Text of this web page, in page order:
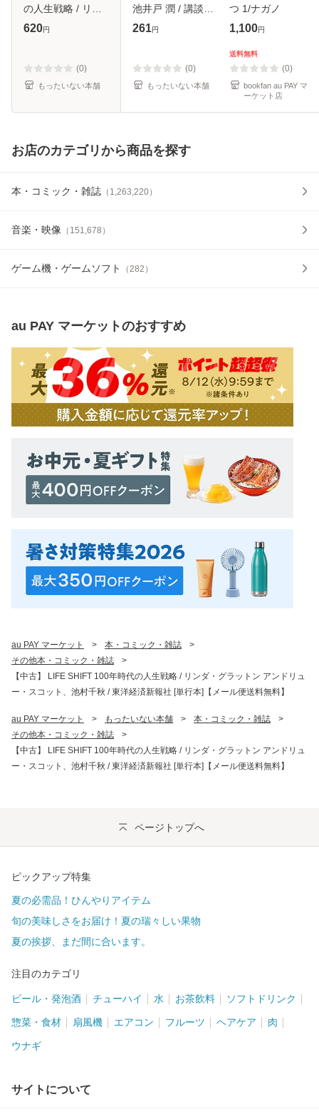
の人生戦略 / リン
ダ・グラットン ア
東洋経済新報社 [単
行本]【メール
620円
(0)
もったいない本舗
池井戸 潤 / 講談社
[文庫]【メール便送
261円
(0)
もったいない本舗
つ 1/ナガノ
1,100円
送料無料
(0)
bookfan au PAY マ
ーケット店
お店のカテゴリから商品を探す
本・コミック・雑誌 （ 1,263,220）
音楽・映像 （ 151,678 ）
ゲーム機・ゲームソフト （282 ）
au PAY マーケットのおすすめ
au PAY マーケット > 本・コミック・雑誌
>
その他本・コミック・雑誌
>
【中古】 LIFE SHIFT 100年時代の人生戦略 / リンダ・グラットン アンドリュ
ー・スコット、池村千秋 / 東洋経済新報社 [単行本]【メール便送料無料】
au PAY マーケット > もったいない本舗 > 本・コミック・雑誌
>
その他本・コミック・雑誌
>
【中古】 LIFE SHIFT 100年時代の人生戦略 / リンダ・グラットン アンドリュ
ー・スコット、池村千秋 / 東洋経済新報社 [単行本]【メール便送料無料】
ページトップへ
ピックアップ特集
夏の必需品！ひんやりアイテム
旬の美味しさをお届け！夏の瑞々しい果物
夏の挨拶、まだ間に合います。
注目のカテゴリ
ビール・発泡酒 チューハイ 水 お茶飲料 ソフトドリンク
惣菜・食材 扇風機 エアコン フルーツ ヘアケア 肉
ウナギ
サイトについて